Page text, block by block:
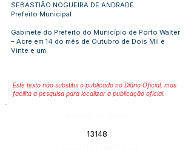
SEBASTIÃO NOGUEIRA DE ANDRADE
Prefeito Municipal
Gabinete do Prefeito do Município de Porto Walter
– Acre em 14 do mês de Outubro de Dois Mil e
Vinte e um.
Este texto não substitui o publicado no Diário Oficial, mas
facilita a pesquisa para localizar a publicação oficial.
13148